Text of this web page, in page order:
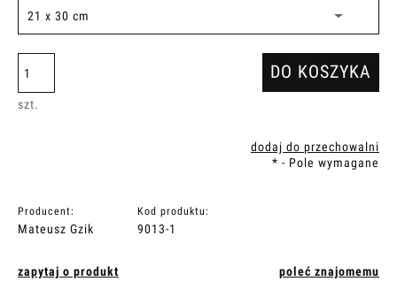
szt.
DO KOSZYKA
dodaj do przechowalni
* - Pole wymagane
Producent:
Mateusz Gzik
Kod produktu:
9013-1
zapytaj o produkt poleć znajomemu